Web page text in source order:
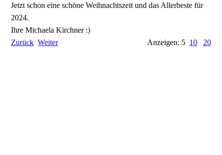
Jetzt schon eine schöne Weihnachtszeit und das Allerbeste für
2024.
Ihre Michaela Kirchner :)
Zurück Weiter Anzeigen: 5 10 20